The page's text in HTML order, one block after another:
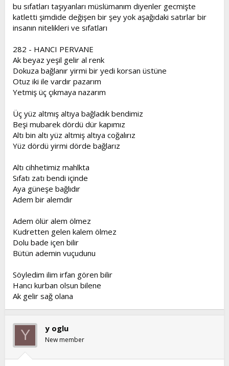
l
a
t
a
a
i
h
bu sıfatları taşıyanları müslümanım diyenler gecmişte
katletti şimdide değişen bir şey yok aşağıdaki satırlar bir
insanın nitelikleri ve sıfatları
282 - HANCI PERVANE
Ak beyaz yeşil gelir al renk
Dokuza bağlanır yirmi bir yedi korsan üstüne
Otuz iki ile vardır pazarım
Yetmiş üç çıkmaya nazarım
Üç yüz altmış altıya bağladık bendimiz
Beşi mubarek dördü dür kapımız
Altı bin altı yüz altmiş altıya coğalırız
Yüz dördü yirmi dörde bağlarız
Altı cihhetimiz mahlkta
Sıfatı zatı bendi içinde
Aya güneşe bağlıdır
Adem bir alemdir
Adem ölür alem ölmez
Kudretten gelen kalem ölmez
Dolu bade içen bilir
Bütün ademin vuçudunu
Söyledim ilim irfan gören bilir
Hancı kurban olsun bilene
Ak gelir sağ olana
Y y oglu
New member